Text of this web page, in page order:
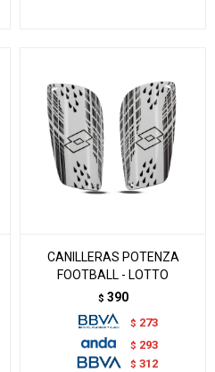
CANILLERAS POTENZA
FOOTBALL - LOTTO
$ 390
$ 273
$ 293
$ 312